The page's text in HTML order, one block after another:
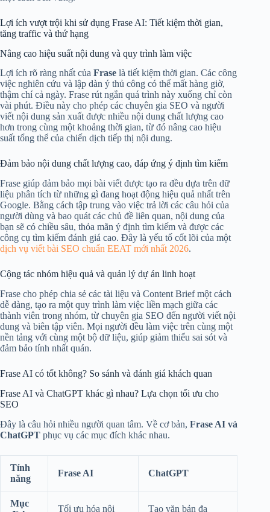
Lợi ích vượt trội khi sử dụng Frase AI: Tiết kiệm thời gian,
tăng traffic và thứ hạng
Nâng cao hiệu suất nội dung và quy trình làm việc
Lợi ích rõ ràng nhất của Frase là tiết kiệm thời gian. Các công
việc nghiên cứu và lập dàn ý thủ công có thể mất hàng giờ,
thậm chí cả ngày. Frase rút ngắn quá trình này xuống chỉ còn
vài phút. Điều này cho phép các chuyên gia SEO và người
viết nội dung sản xuất được nhiều nội dung chất lượng cao
hơn trong cùng một khoảng thời gian, từ đó nâng cao hiệu
suất tổng thể của chiến dịch tiếp thị nội dung.
Đảm bảo nội dung chất lượng cao, đáp ứng ý định tìm kiếm
Frase giúp đảm bảo mọi bài viết được tạo ra đều dựa trên dữ
liệu phân tích từ những gì đang hoạt động hiệu quả nhất trên
Google. Bằng cách tập trung vào việc trả lời các câu hỏi của
người dùng và bao quát các chủ đề liên quan, nội dung của
bạn sẽ có chiều sâu, thỏa mãn ý định tìm kiếm và được các
công cụ tìm kiếm đánh giá cao. Đây là yếu tố cốt lõi của một
dịch vụ viết bài SEO chuẩn EEAT mới nhất 2026.
Cộng tác nhóm hiệu quả và quản lý dự án linh hoạt
Frase cho phép chia sẻ các tài liệu và Content Brief một cách
dễ dàng, tạo ra một quy trình làm việc liền mạch giữa các
thành viên trong nhóm, từ chuyên gia SEO đến người viết nội
dung và biên tập viên. Mọi người đều làm việc trên cùng một
nền tảng với cùng một bộ dữ liệu, giúp giảm thiểu sai sót và
đảm bảo tính nhất quán.
Frase AI có tốt không? So sánh và đánh giá khách quan
Frase AI và ChatGPT khác gì nhau? Lựa chọn tối ưu cho
SEO
Đây là câu hỏi nhiều người quan tâm. Về cơ bản, Frase AI và
ChatGPT phục vụ các mục đích khác nhau.
Tính
năng
Frase AI ChatGPT
Mục
Tối ưu hóa nội
Tạo văn bản đa